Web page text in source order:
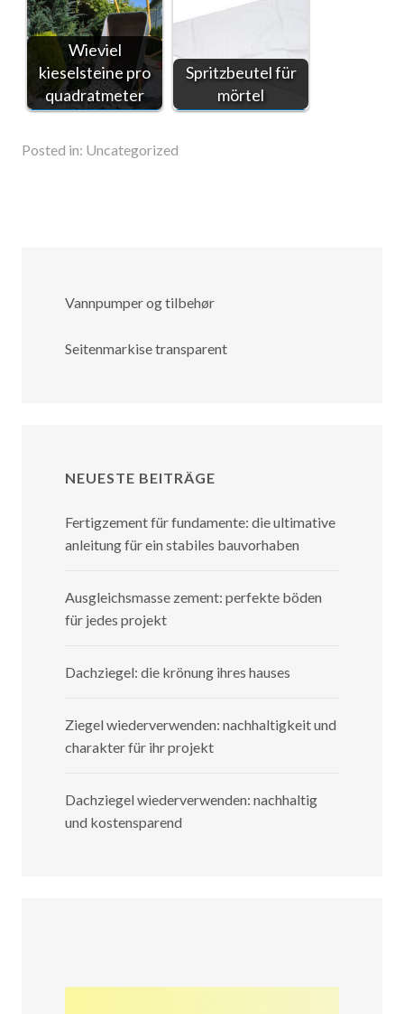
Wieviel
kieselsteine pro
quadratmeter
Spritzbeutel für
mörtel
Posted in: Uncategorized
Vannpumper og tilbehør
Seitenmarkise transparent
NEUESTE BEITRÄGE
Fertigzement für fundamente: die ultimative
anleitung für ein stabiles bauvorhaben
Ausgleichsmasse zement: perfekte böden
für jedes projekt
Dachziegel: die krönung ihres hauses
Ziegel wiederverwenden: nachhaltigkeit und
charakter für ihr projekt
Dachziegel wiederverwenden: nachhaltig
und kostensparend